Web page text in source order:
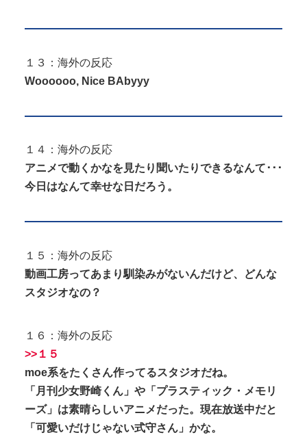
１３：海外の反応
Woooooo, Nice BAbyyy
１４：海外の反応
アニメで動くかなを見たり聞いたりできるなんて･･･
今日はなんて幸せな日だろう。
１５：海外の反応
動画工房ってあまり馴染みがないんだけど、どんな
スタジオなの？
１６：海外の反応
>>１５
moe系をたくさん作ってるスタジオだね。
「月刊少女野崎くん」や「プラスティック・メモリ
ーズ」は素晴らしいアニメだった。現在放送中だと
「可愛いだけじゃない式守さん」かな。